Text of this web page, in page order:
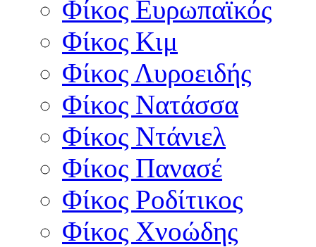
Φίκος Ευρωπαϊκός
Φίκος Κιμ
Φίκος Λυροειδής
Φίκος Νατάσσα
Φίκος Ντάνιελ
Φίκος Πανασέ
Φίκος Ροδίτικος
Φίκος Χνοώδης